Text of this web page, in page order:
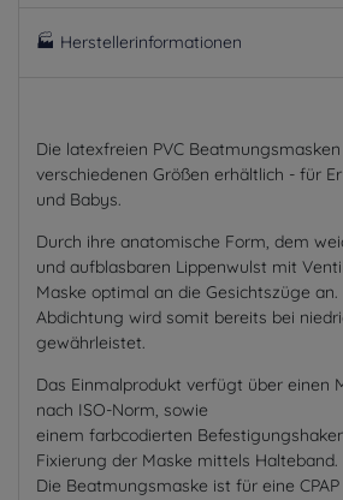
🏭 Herstellerinformationen
Die latexfreien PVC
verschiedenen Größen erhältlich - für
und Babys.
Durch ihre anatomische Form, dem
und aufblasbaren Lippenwulst mit
Maske optimal an die Gesichtszüge an.
Abdichtung wird somit bereits bei
gewährleistet.
Das Einmalprodukt verfügt über einen
nach ISO-Norm, sowie
einem farbcodierten
Fixierung der Maske mittels Halteband.
Die Beatmungsmaske ist für eine